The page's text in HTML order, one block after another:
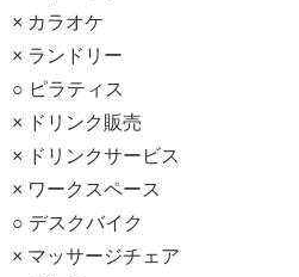
× カラオケ
× ランドリー
○ ピラティス
× ドリンク販売
× ドリンクサービス
× ワークスペース
○ デスクバイク
× マッサージチェア